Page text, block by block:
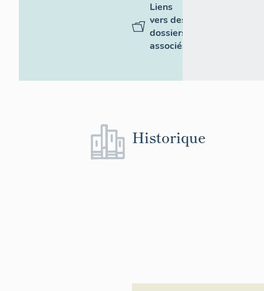
Liens
vers des
dossiers
associés
Historique